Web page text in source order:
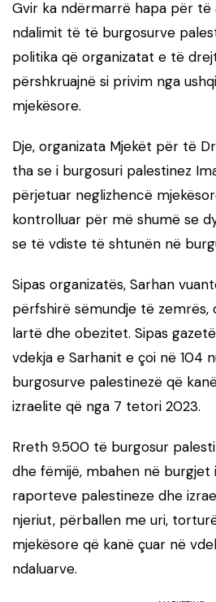
Gvir ka ndërmarrë hapa për
ndalimit të të burgosurve
politika që organizatat e të
përshkruajnë si privim nga
mjekësore.
Dje, organizata Mjekët për të
tha se i burgosuri palestinez
përjetuar neglizhencë
kontrolluar për më shumë se
se të vdiste të shtunën në
Sipas organizatës, Sarhan
përfshirë sëmundje të zemrës,
lartë dhe obezitet. Sipas
vdekja e Sarhanit e çoi në 104
burgosurve palestinezë që
izraelite që nga 7 tetori 2023.
Rreth 9.500 të burgosur
dhe fëmijë, mbahen në burgjet
raporteve palestineze dhe
njeriut, përballen me uri,
mjekësore që kanë çuar në
ndaluarve.